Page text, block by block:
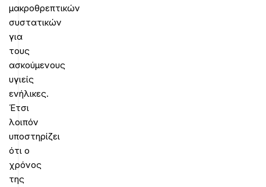
μακροθρεπτικών
συστατικών
για
τους
ασκούμενους
υγιείς
ενήλικες.
Έτσι
λοιπόν
υποστηρίζει
ότι ο
χρόνος
της